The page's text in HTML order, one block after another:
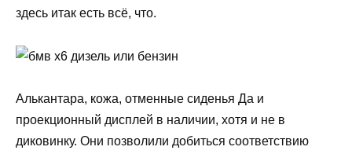
здесь итак есть всё, что.
Алькантара, кожа, отменные сиденья Да и
проекционный дисплей в наличии, хотя и не в
диковинку. Они позволили добиться соответствию